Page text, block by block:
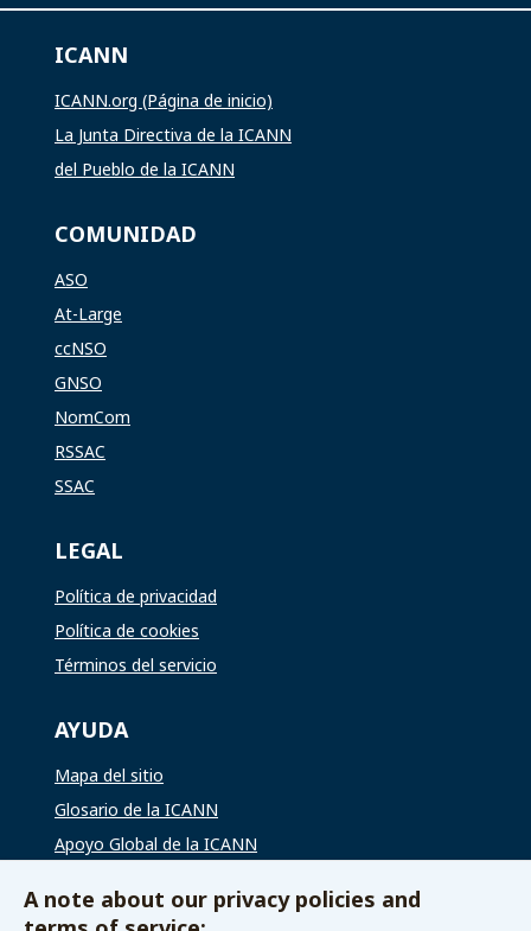
ICANN
ICANN.org (Página de inicio)
La Junta Directiva de la ICANN
del Pueblo de la ICANN
COMUNIDAD
ASO
At-Large
ccNSO
GNSO
NomCom
RSSAC
SSAC
LEGAL
Política de privacidad
Política de cookies
Términos del servicio
AYUDA
Mapa del sitio
Glosario de la ICANN
Apoyo Global de la ICANN
VÍAS DE CONTACTO
A note about our privacy policies and